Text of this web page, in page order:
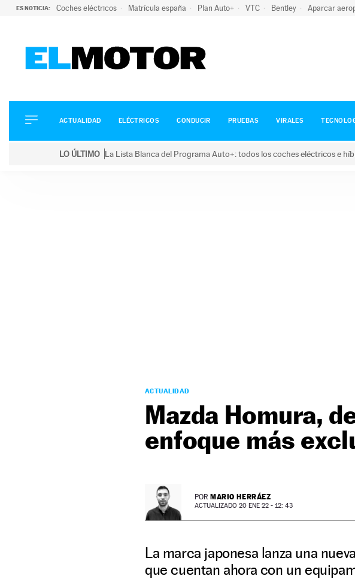
ES NOTICIA: Coches eléctricos Matrícula españa Plan Auto+ VTC Bentley Aparcar
ELÉCTRICOS
CONDUCIR
ACTUALIDAD ELÉCTRICOS CONDUCIR PRUEBAS VIRALES
LO ÚLTIMO La Lista Blanca del Programa Auto+: todos los coches eléctricos e
ACTUALIDAD
Mazda Homura,
enfoque más
POR MARIO HERRÁEZ
ACTUALIZADO 20 ENE 22 - 12: 43
La marca japonesa lanza una
que cuentan ahora con un